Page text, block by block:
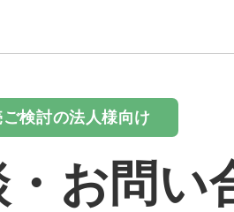
検討の法人様向け
お問い